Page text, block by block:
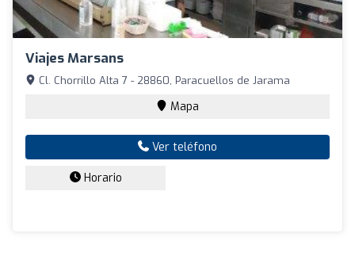
Viajes Marsans
Cl. Chorrillo Alta 7 - 28860, Paracuellos de Jarama
Mapa
Ver teléfono
Horario